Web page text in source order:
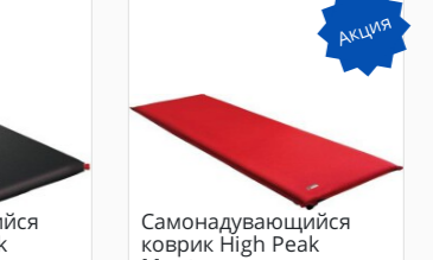
Акция
Самонадувающийся
коврик High Peak